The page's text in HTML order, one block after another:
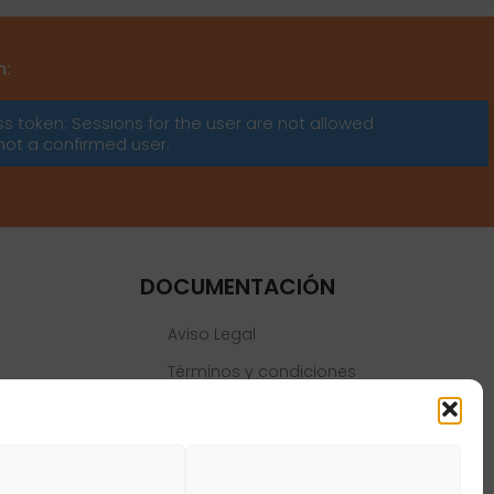
token: Sessions for the user are not allowed
a confirmed user.
DOCUMENTACIÓN
Aviso Legal
Términos y condiciones